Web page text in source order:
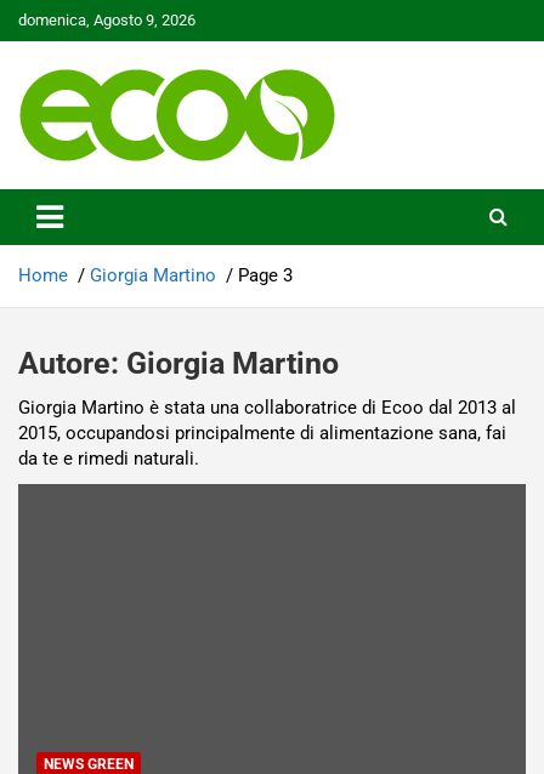
Skip
to
domenica, Agosto 9, 2026
Ecoo.it
Home Giorgia Martino Page 3
Autore: Giorgia Martino
Giorgia Martino è stata una collaboratrice di Ecoo dal 2013 al
2015, occupandosi principalmente di alimentazione sana, fai
da te e rimedi naturali.
NEWS GREEN